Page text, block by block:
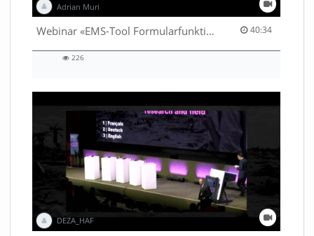
Adrian Muri
Webinar «EMS-Tool Formularfunktion» 40:34
40:34 duration
226
DEZA_HAF